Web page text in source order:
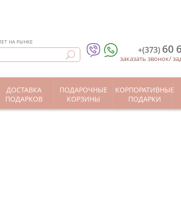
НА РЫНКЕ
+(373) 60
заказать звонок/
ДОСТАВКА
ПОДАРКОВ
ПОДАРОЧНЫЕ
КОРЗИНЫ
КОРПОРАТИВНЫЕ
ПОДАРКИ